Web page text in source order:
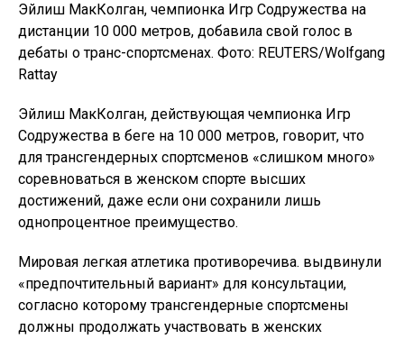
Эйлиш МакКолган, чемпионка Игр Содружества на
дистанции 10 000 метров, добавила свой голос в
дебаты о транс-спортсменах. Фото: REUTERS/Wolfgang
Rattay
Эйлиш МакКолган, действующая чемпионка Игр
Содружества в беге на 10 000 метров, говорит, что
для трансгендерных спортсменов «слишком много»
соревноваться в женском спорте высших
достижений, даже если они сохранили лишь
однопроцентное преимущество.
Мировая легкая атлетика противоречива. выдвинули
«предпочтительный вариант» для консультации,
согласно которому трансгендерные спортсмены
должны продолжать участвовать в женских